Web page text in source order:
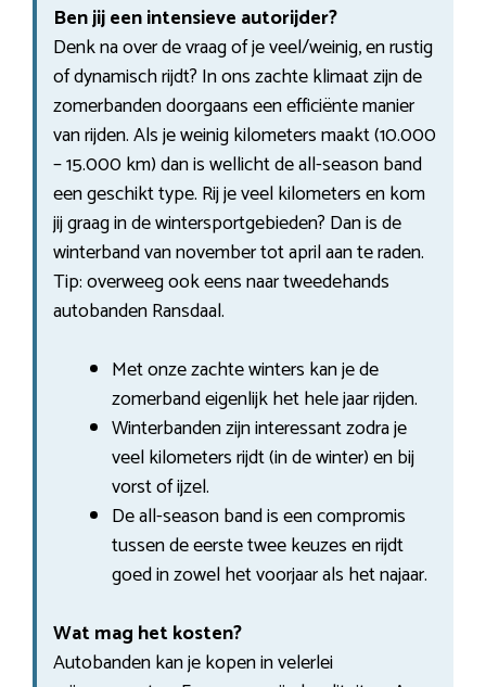
Ben jij een intensieve autorijder?
Denk na over de vraag of je veel/weinig, en rustig
of dynamisch rijdt? In ons zachte klimaat zijn de
zomerbanden doorgaans een efficiënte manier
van rijden. Als je weinig kilometers maakt (10.000
– 15.000 km) dan is wellicht de all-season band
een geschikt type. Rij je veel kilometers en kom
jij graag in de wintersportgebieden? Dan is de
winterband van november tot april aan te raden.
Tip: overweeg ook eens naar tweedehands
autobanden Ransdaal.
Met onze zachte winters kan je de
zomerband eigenlijk het hele jaar rijden.
Winterbanden zijn interessant zodra je
veel kilometers rijdt (in de winter) en bij
vorst of ijzel.
De all-season band is een compromis
tussen de eerste twee keuzes en rijdt
goed in zowel het voorjaar als het najaar.
Wat mag het kosten?
Autobanden kan je kopen in velerlei